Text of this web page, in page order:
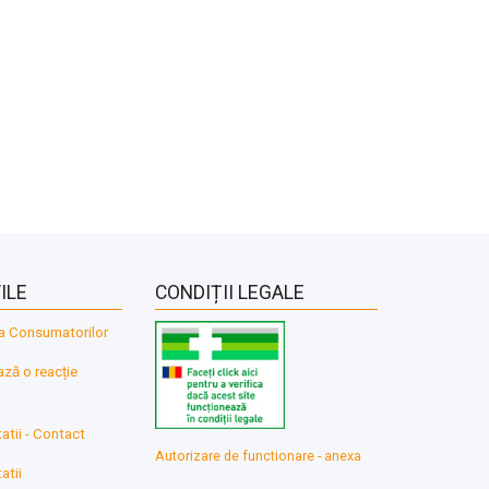
Consumatorilor
o reacție
- Contact
CONDIȚII LEGALE
Autorizare de functionare - anexa